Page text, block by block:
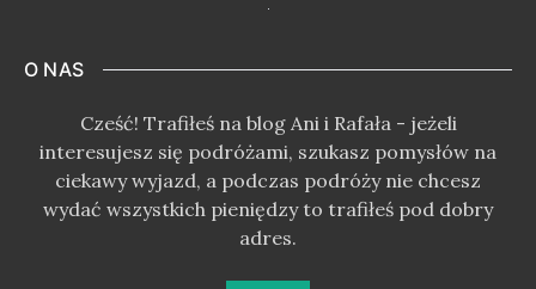
O NAS
Cześć! Trafiłeś na blog Ani i Rafała - jeżeli
interesujesz się podróżami, szukasz pomysłów na
ciekawy wyjazd, a podczas podróży nie chcesz
wydać wszystkich pieniędzy to trafiłeś pod dobry
adres.